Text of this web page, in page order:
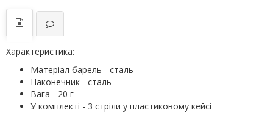
Характеристика:
Матеріал барель - сталь
Наконечник - сталь
Вага - 20 г
У комплекті - 3 стріли у пластиковому кейсі